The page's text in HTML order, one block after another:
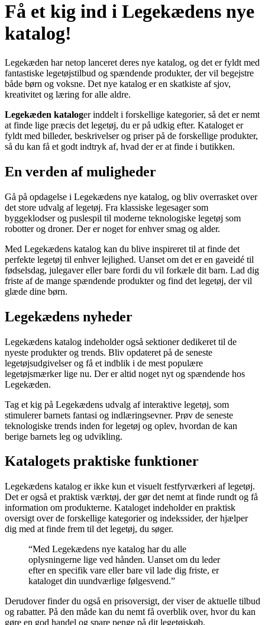
Få et kig ind i Legekædens nye
katalog!
Legekæden har netop lanceret deres nye katalog, og det er fyldt med
fantastiske legetøjstilbud og spændende produkter, der vil begejstre
både børn og voksne. Det nye katalog er en skatkiste af sjov,
kreativitet og læring for alle aldre.
Legekæden kataloger inddelt i forskellige kategorier, så det er nemt
at finde lige præcis det legetøj, du er på udkig efter. Kataloget er
fyldt med billeder, beskrivelser og priser på de forskellige produkter,
så du kan få et godt indtryk af, hvad der er at finde i butikken.
En verden af muligheder
Gå på opdagelse i Legekædens nye katalog, og bliv overrasket over
det store udvalg af legetøj. Fra klassiske legesager som
byggeklodser og puslespil til moderne teknologiske legetøj som
robotter og droner. Der er noget for enhver smag og alder.
Med Legekædens katalog kan du blive inspireret til at finde det
perfekte legetøj til enhver lejlighed. Uanset om det er en gaveidé til
fødselsdag, julegaver eller bare fordi du vil forkæle dit barn. Lad dig
friste af de mange spændende produkter og find det legetøj, der vil
glæde dine børn.
Legekædens nyheder
Legekædens katalog indeholder også sektioner dedikeret til de
nyeste produkter og trends. Bliv opdateret på de seneste
legetøjsudgivelser og få et indblik i de mest populære
legetøjsmærker lige nu. Der er altid noget nyt og spændende hos
Legekæden.
Tag et kig på Legekædens udvalg af interaktive legetøj, som
stimulerer barnets fantasi og indlæringsevner. Prøv de seneste
teknologiske trends inden for legetøj og oplev, hvordan de kan
berige barnets leg og udvikling.
Katalogets praktiske funktioner
Legekædens katalog er ikke kun et visuelt festfyrværkeri af legetøj.
Det er også et praktisk værktøj, der gør det nemt at finde rundt og få
information om produkterne. Kataloget indeholder en praktisk
oversigt over de forskellige kategorier og indekssider, der hjælper
dig med at finde frem til det legetøj, du søger.
“Med Legekædens nye katalog har du alle
oplysningerne lige ved hånden. Uanset om du leder
efter en specifik vare eller bare vil lade dig friste, er
kataloget din uundværlige følgesvend.”
Derudover finder du også en prisoversigt, der viser de aktuelle tilbud
og rabatter. På den måde kan du nemt få overblik over, hvor du kan
gøre en god handel og spare penge på dit legetøjskøb.